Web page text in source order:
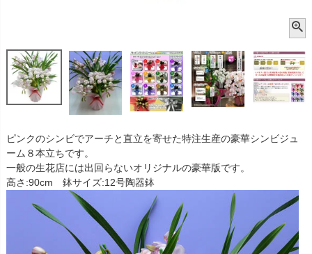
ピンクのシンビでアーチと直立を寄せた特注生産の豪華シンビジュ
ーム８本立ちです。
一般の生花店には出回らないオリジナルの豪華版です。
高さ:90cm 鉢サイズ:12号陶器鉢